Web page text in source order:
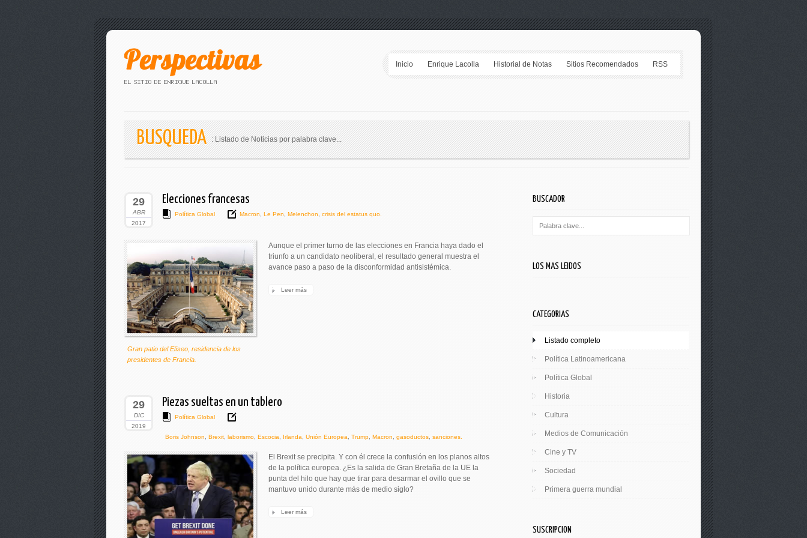
Inicio Enrique Lacolla Historial de Notas Sitios Recomendados RSS
BUSQUEDA : Listado de Noticias por palabra clave...
29
ABR
2017
Elecciones francesas
Política Global Macron Le Pen Melenchon crisis del estatus quo.
Gran patio del Elíseo, residencia de los
presidentes de Francia.
Aunque el primer turno de las elecciones en Francia haya dado el
triunfo a un candidato neoliberal, el resultado general muestra el
avance paso a paso de la disconformidad antisistémica.
Leer más
29
DIC
2019
Piezas sueltas en un tablero
Política Global
Boris Johnson Brexit laborismo Escocia Irlanda Unión Europea Trump Macron gasoductos sanciones.
El Brexit se precipita. Y con él crece la confusión en los planos altos
de la política europea. ¿Es la salida de Gran Bretaña de la UE la
punta del hilo que hay que tirar para desarmar el ovillo que se
mantuvo unido durante más de medio siglo?
Leer más
BUSCADOR
LOS MAS LEIDOS
CATEGORIAS
Listado completo
Política Latinoamericana
Política Global
Historia
Cultura
Medios de Comunicación
Cine y TV
Sociedad
Primera guerra mundial
SUSCRIPCION